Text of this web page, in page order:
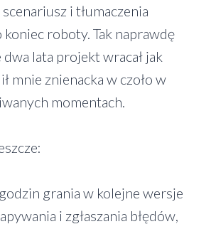
i tłumaczenia
koniec roboty. Tak naprawdę
lata projekt wracał jak
mnie znienacka w czoło w
momentach.
grania w kolejne wersje
i zgłaszania błędów,